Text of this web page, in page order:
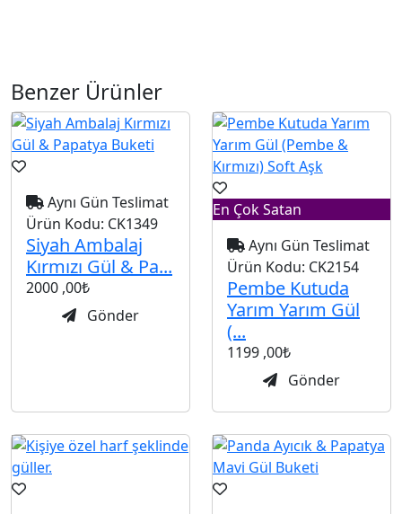
Benzer Ürünler
Aynı Gün Teslimat
Ürün Kodu: CK1349
Siyah Ambalaj
Kırmızı Gül & Pa...
2000 ,00₺
Gönder
En Çok Satan
Aynı Gün Teslimat
Ürün Kodu: CK2154
Pembe Kutuda
Yarım Yarım Gül
(...
1199 ,00₺
Gönder